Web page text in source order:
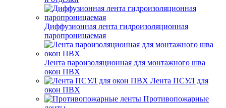
Диффузионная лента гидроизоляционная
паропроницаемая
Лента пароизоляционная для монтажного шва
окон ПВХ
Лента ПСУЛ для
окон ПВХ
Противопожарные